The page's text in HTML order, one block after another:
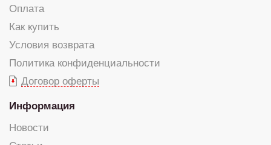
Оплата
Как купить
Условия возврата
Политика конфиденциальности
Договор оферты
Информация
Новости